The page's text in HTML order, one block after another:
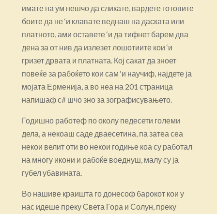
имате на ум нешчо да сликате, вардете готовите
боите да не ‘и клавате веднаш на даската или
платното, ами оставете ‘и да тифнет барем два
дена за от нив да излезет лошотиите кои ‘и
гризет дрвата и платната. Кој сакат да зноет
повеќе за рабоќето кои сам ‘и научиф, најдете ја
мојата Ерменија, а во неа на 201 страница
напишаф с# шчо зно за зографисувањето.
Годишно работеф по околу педесети големи
дела, а некоаш саде дваесетина, па затеа сеа
некои велит оти во некои годиње коа су работал
на многу икони и рабоќе воеднуш, малу су ја
губел убавината.
Во нашиве краишта го донесоф барокот кои у
нас идеше преку Света Гора и Солун, преку